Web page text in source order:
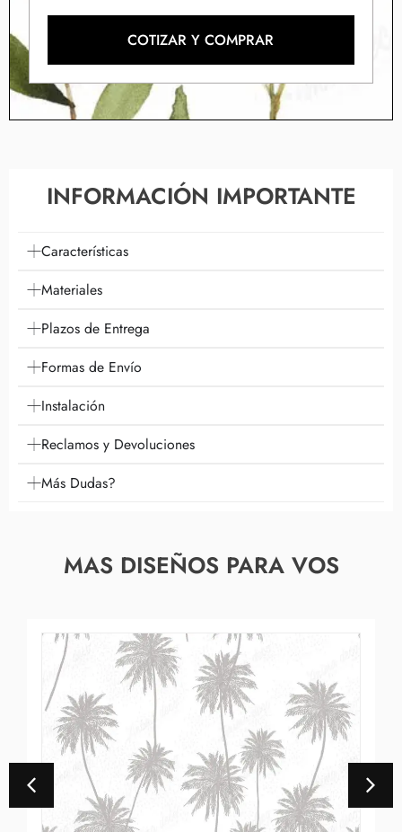
COTIZAR Y COMPRAR
INFORMACIÓN IMPORTANTE
Características
Materiales
Plazos de Entrega
Formas de Envío
Instalación
Reclamos y Devoluciones
Más Dudas?
MAS DISEÑOS PARA VOS